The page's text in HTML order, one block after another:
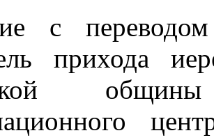
с
прихода